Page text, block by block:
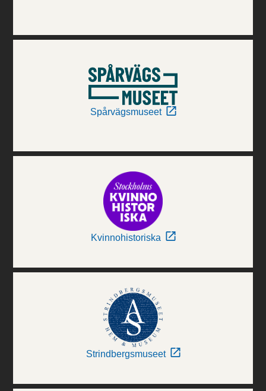
Spårvägsmuseet
Kvinnohistoriska
Strindbergsmuseet